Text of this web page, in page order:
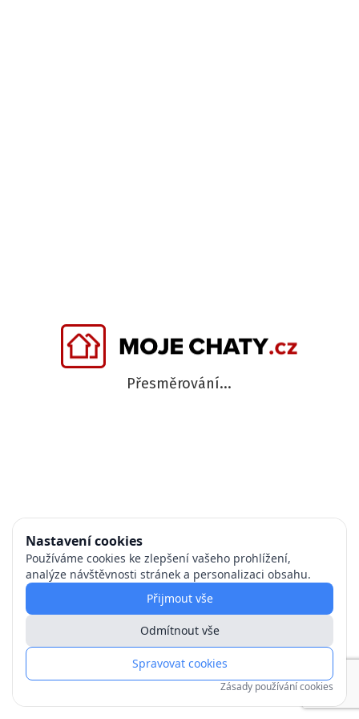
Přesměrování...
Nastavení cookies
Používáme cookies ke zlepšení vašeho prohlížení,
analýze návštěvnosti stránek a personalizaci obsahu.
Přijmout vše
Odmítnout vše
Spravovat cookies
Zásady používání cookies